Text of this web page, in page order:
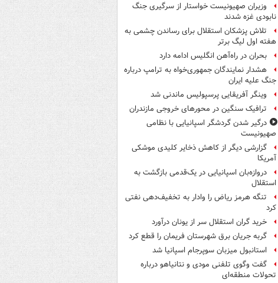
وزیران صهیونیست خواستار از سرگیری جنگ
نابودی غزه شدند
تلاش پزشکان استقلال برای رساندن چشمی به
هفته اول لیگ برتر
بحران در راه‌آهن انگلیس ادامه دارد
هشدار نمایندگان جمهوری‌خواه به ترامپ درباره
جنگ علیه ایران
وینگر آفریقایی پرسپولیس ماندنی شد
ترافیک سنگین در محورهای خروجی مازندران
درگیر شدن گردشگر اسپانیایی با نظامی
صهیونیست
گزارشی دیگر از کاهش ذخایر کلیدی موشکی
آمریکا
دروازه‌بان اسپانیایی در یک‌قدمی بازگشت به
استقلال
تنگه هرمز ریاض را وادار به تخفیف‌دهی نفتی
کرد
خرید گران استقلال سر از یونان درآورد
گربه جریان برق شهرستان فریمان را قطع کرد
استانبول میزبان سوپرجام اسپانیا شد
گفت وگوی تلفنی مودی و نتانیاهو درباره
تحولات منطقه‌ای